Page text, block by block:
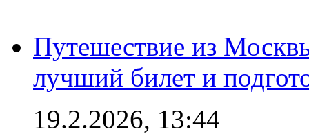
Путешествие из
лучший билет и
19.2.2026, 13:44